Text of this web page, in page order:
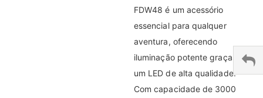
FDW48 é um acessório
essencial para qualquer
aventura, oferecendo
iluminação potente graças a
um LED de alta qualidade.
Com capacidade de 3000